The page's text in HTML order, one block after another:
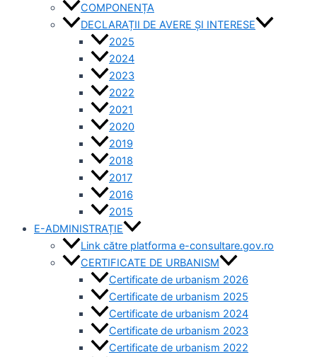
COMPONENȚA
DECLARAȚII DE AVERE ȘI INTERESE
2025
2024
2023
2022
2021
2020
2019
2018
2017
2016
2015
E-ADMINISTRAȚIE
Link către platforma e-consultare.gov.ro
CERTIFICATE DE URBANISM
Certificate de urbanism 2026
Certificate de urbanism 2025
Certificate de urbanism 2024
Certificate de urbanism 2023
Certificate de urbanism 2022